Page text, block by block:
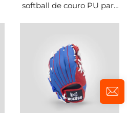
softball de couro PU para